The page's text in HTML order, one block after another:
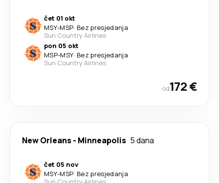
čet 01 okt
MSY-MSP· Bez presjedanja
Sun Country Airlines
pon 05 okt
MSP-MSY· Bez presjedanja
Sun Country Airlines
od172 €
New Orleans- Minneapolis 5 dana
čet 05 nov
MSY-MSP· Bez presjedanja